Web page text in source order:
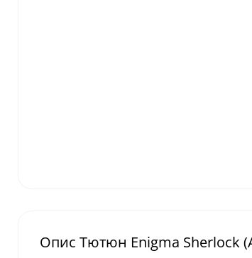
Опис Тютюн Enigma Sherlock